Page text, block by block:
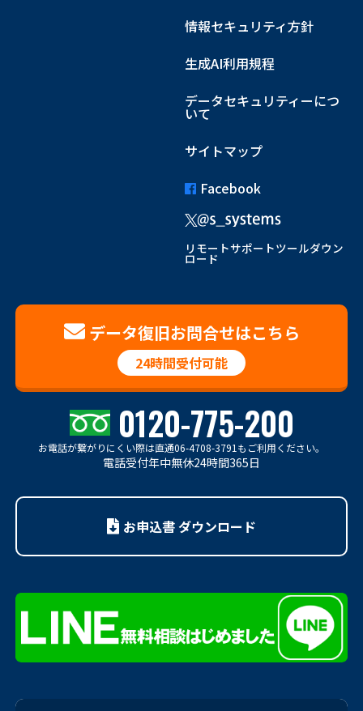
情報セキュリティ方針
生成AI利用規程
データセキュリティーにつ
いて
サイトマップ
Facebook
リモートサポートツールダウン
ロード
データ復旧お問合せはこちら
24時間受付可能
0120-775-200
お電話が繋がりにくい際は直通06-4708-3791もご利用ください。
電話受付年中無休24時間365日
お申込書 ダウンロード